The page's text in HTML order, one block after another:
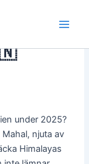
under 2025?
njuta av
Himalayas